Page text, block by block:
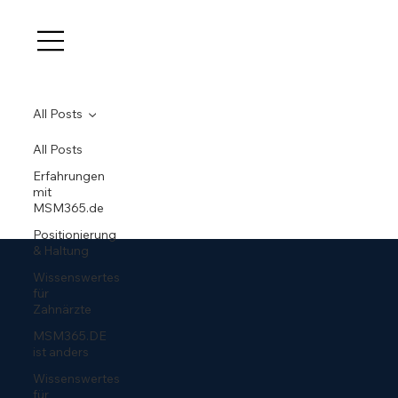
All Posts
Erfahrungen
mit
MSM365.de
Positionierung
& Haltung
Wissenswertes
für
Zahnärzte
MSM365.DE
ist anders
Wissenswertes
für
All Posts